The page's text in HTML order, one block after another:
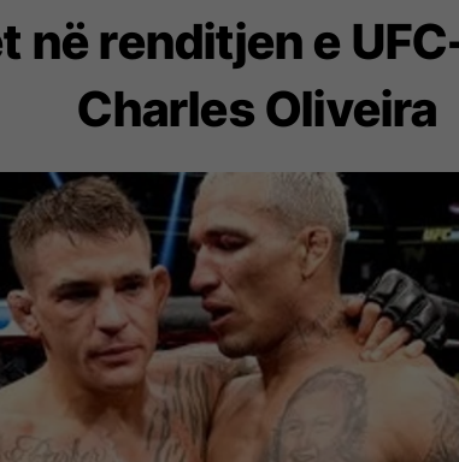
në renditjen e
Charles Oliveira